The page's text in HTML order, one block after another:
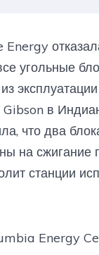
уменьшается, а
дата-центрами и
я пишу об
правильным
не
а смотреть на
пока
пассаж на тему
Контекст
угольные
Gibson в
что два
на сжигание
станции
Energy